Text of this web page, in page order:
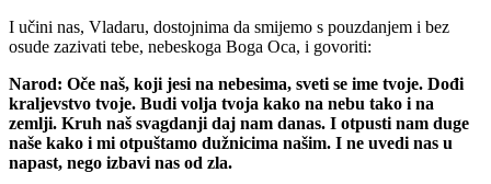
I učini nas, Vladaru, dostojnima da smijemo s pouzdanjem i bez
osude zazivati tebe, nebeskoga Boga Oca, i govoriti:
Narod: Oče naš, koji jesi na nebesima, sveti se ime tvoje. Dođi
kraljevstvo tvoje. Budi volja tvoja kako na nebu tako i na
zemlji. Kruh naš svagdanji daj nam danas. I otpusti nam duge
naše kako i mi otpuštamo dužnicima našim. I ne uvedi nas u
napast, nego izbavi nas od zla.